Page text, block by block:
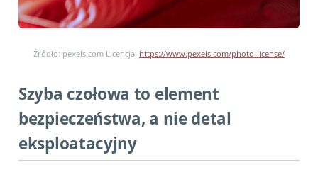
Źródło: pexels.com Licencja: https://www.pexels.com/photo-license/
Szyba czołowa to element
bezpieczeństwa, a nie detal
eksploatacyjny